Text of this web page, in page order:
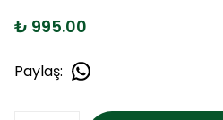
₺ 995.00
Paylaş: